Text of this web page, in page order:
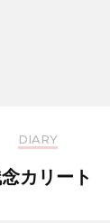
DIARY
カリート